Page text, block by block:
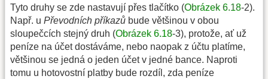
Tyto druhy se zde nastavují přes tlačítko (Obrázek 6.18-2).
Např. u Převodních příkazů bude většinou v obou
sloupečcích stejný druh (Obrázek 6.18-3), protože, ať už
peníze na účet dostáváme, nebo naopak z účtu platíme,
většinou se jedná o jeden účet v jedné bance. Naproti
tomu u hotovostní platby bude rozdíl, zda peníze